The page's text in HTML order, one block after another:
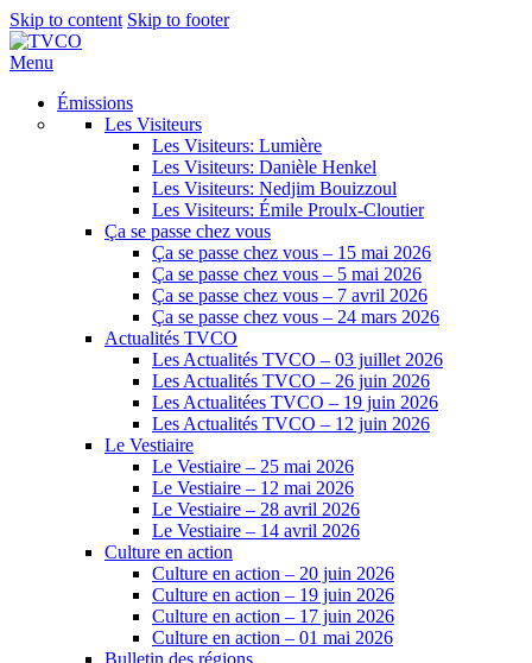
Skip to content Skip to footer
Menu
Émissions
Les Visiteurs
Les Visiteurs: Lumière
Les Visiteurs: Danièle Henkel
Les Visiteurs: Nedjim Bouizzoul
Les Visiteurs: Émile Proulx-Cloutier
Ça se passe chez vous
Ça se passe chez vous – 15 mai 2026
Ça se passe chez vous – 5 mai 2026
Ça se passe chez vous – 7 avril 2026
Ça se passe chez vous – 24 mars 2026
Actualités TVCO
Les Actualités TVCO – 03 juillet 2026
Les Actualités TVCO – 26 juin 2026
Les Actualitées TVCO – 19 juin 2026
Les Actualités TVCO – 12 juin 2026
Le Vestiaire
Le Vestiaire – 25 mai 2026
Le Vestiaire – 12 mai 2026
Le Vestiaire – 28 avril 2026
Le Vestiaire – 14 avril 2026
Culture en action
Culture en action – 20 juin 2026
Culture en action – 19 juin 2026
Culture en action – 17 juin 2026
Culture en action – 01 mai 2026
Bulletin des régions